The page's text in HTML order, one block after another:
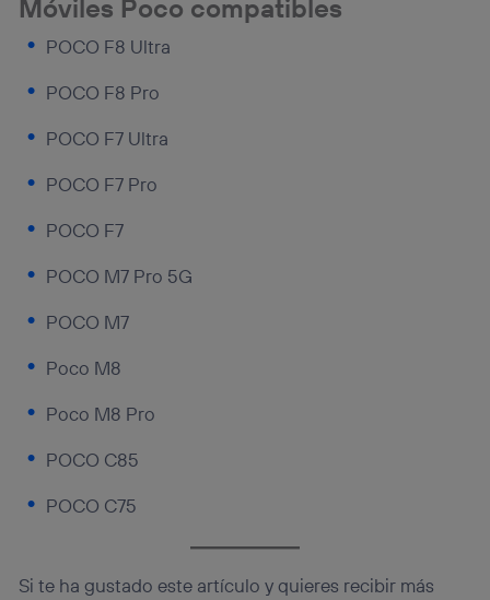
Móviles Poco compatibles
POCO F8 Ultra
POCO F8 Pro
POCO F7 Ultra
POCO F7 Pro
POCO F7
POCO M7 Pro 5G
POCO M7
Poco M8
Poco M8 Pro
POCO C85
POCO C75
Si te ha gustado este artículo y quieres recibir más